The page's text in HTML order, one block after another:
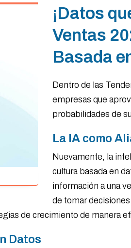
¡Datos
Ventas
Basada
Dentro de las
empresas que
probabilidades de
La IA como
Nuevamente, la
cultura basada en
información a una
de tomar
de crecimiento de manera
Datos